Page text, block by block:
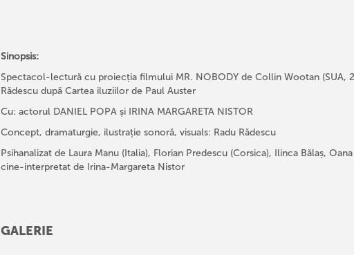
Sinopsis:
Spectacol-lectură cu proiecția filmului MR. NOBODY de Collin Wootan (SUA,
Rădescu după Cartea iluziilor de Paul Auster
Cu: actorul DANIEL POPA și IRINA MARGARETA NISTOR
Concept, dramaturgie, ilustrație sonoră, visuals: Radu Rădescu
Psihanalizat de Laura Manu (Italia), Florian Predescu (Corsica), Ilinca Bălaș,
cine-interpretat de Irina-Margareta Nistor
GALERIE